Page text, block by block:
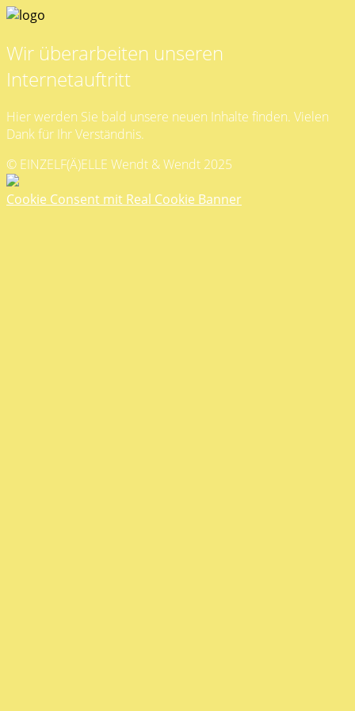
Wir überarbeiten unseren
Internetauftritt
Hier werden Sie bald unsere neuen Inhalte finden. Vielen
Dank für Ihr Verständnis.
© EINZELF(Ä)ELLE Wendt & Wendt 2025
Cookie Consent mit Real Cookie Banner